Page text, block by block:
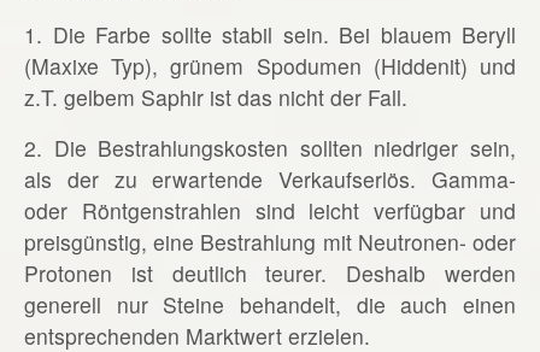
1. Die Farbe sollte stabil sein. Bei blauem Beryll
(Maxixe Typ), grünem Spodumen (Hiddenit) und
z.T. gelbem Saphir ist das nicht der Fall.
2. Die Bestrahlungskosten sollten niedriger sein,
als der zu erwartende Verkaufserlös. Gamma-
oder Röntgenstrahlen sind leicht verfügbar und
preisgünstig, eine Bestrahlung mit Neutronen- oder
Protonen ist deutlich teurer. Deshalb werden
generell nur Steine behandelt, die auch einen
entsprechenden Marktwert erzielen.